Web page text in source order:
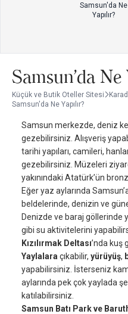
Samsun'da Ne
Yapılır?
Samsun'da Ne
Küçük ve Butik Oteller Sitesi
Samsun'da Ne Yapılır?
Samsun merkezde, deniz
gezebilirsiniz. Alışveriş
tarihi yapıları, camileri,
gezebilirsiniz. Müzeleri
yakınındaki Atatürk’ün
Eğer yaz aylarında
beldelerinde, denizin ve
Denizde ve baraj göllerinde
gibi su aktivitelerini
Kızılırmak Deltası’nda kuş
Yaylalara çıkabilir, yürüyüş,
yapabilirsiniz. İsterseniz
aylarında pek çok yaylada
katılabilirsiniz.
Samsun Batı Park ve